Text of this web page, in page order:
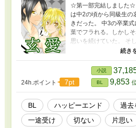
☆第一部完結しました☆
は中2の頃から同級生の
きだった。 中3の卒業
葉でフラれる。しかし
思いを続けていた。 そ
するがまた冷たい言葉
るが… クールな黒髪眼
恋愛事情。 第一部【高
【大学生編全6章】 を予
・片思い ・切ない ・一
【玄愛Ⅱ】 ・仮契約 ・
続絶頂 ・ハッピーエン
ー】 ・ケンカ→仲直り
24h.ポイント 7pt
小説
BL 9,853
BL ハッピーエンド
過去
一途受け
切ない 片思い